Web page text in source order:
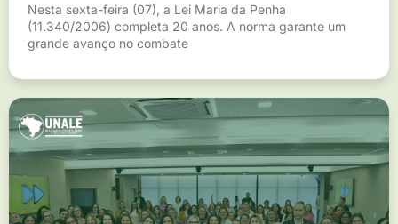
Nesta sexta-feira (07), a Lei Maria da Penha
(11.340/2006) completa 20 anos. A norma garante um
grande avanço no combate